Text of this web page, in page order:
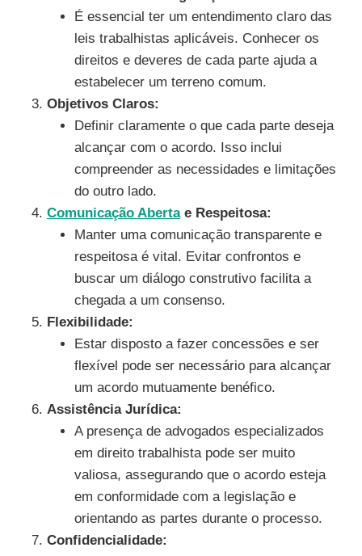
É essencial ter um entendimento claro das
leis trabalhistas aplicáveis. Conhecer os
direitos e deveres de cada parte ajuda a
estabelecer um terreno comum.
Objetivos Claros:
Definir claramente o que cada parte deseja
alcançar com o acordo. Isso inclui
compreender as necessidades e limitações
do outro lado.
Comunicação Abertae Respeitosa:
Manter uma comunicação transparente e
respeitosa é vital. Evitar confrontos e
buscar um diálogo construtivo facilita a
chegada a um consenso.
Flexibilidade:
Estar disposto a fazer concessões e ser
flexível pode ser necessário para alcançar
um acordo mutuamente benéfico.
Assistência Jurídica:
A presença de advogados especializados
em direito trabalhista pode ser muito
valiosa, assegurando que o acordo esteja
em conformidade com a legislação e
orientando as partes durante o processo.
Confidencialidade: